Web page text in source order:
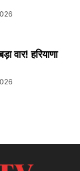
वार! हरियाणा